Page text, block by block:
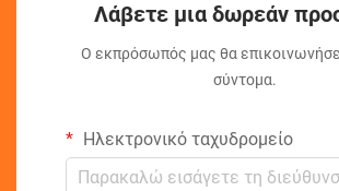
Λάβετε μια δωρεάν
Ο εκπρόσωπός μας θα
σύντομα.
Ηλεκτρονικό ταχυδρομείο